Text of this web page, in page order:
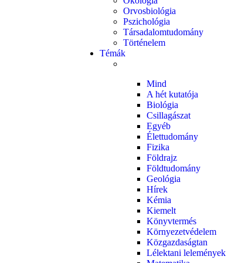
Orvosbiológia
Pszichológia
Társadalomtudomány
Történelem
Témák
Mind
A hét kutatója
Biológia
Csillagászat
Egyéb
Élettudomány
Fizika
Földrajz
Földtudomány
Geológia
Hírek
Kémia
Kiemelt
Könyvtermés
Környezetvédelem
Közgazdaságtan
Lélektani lelemények